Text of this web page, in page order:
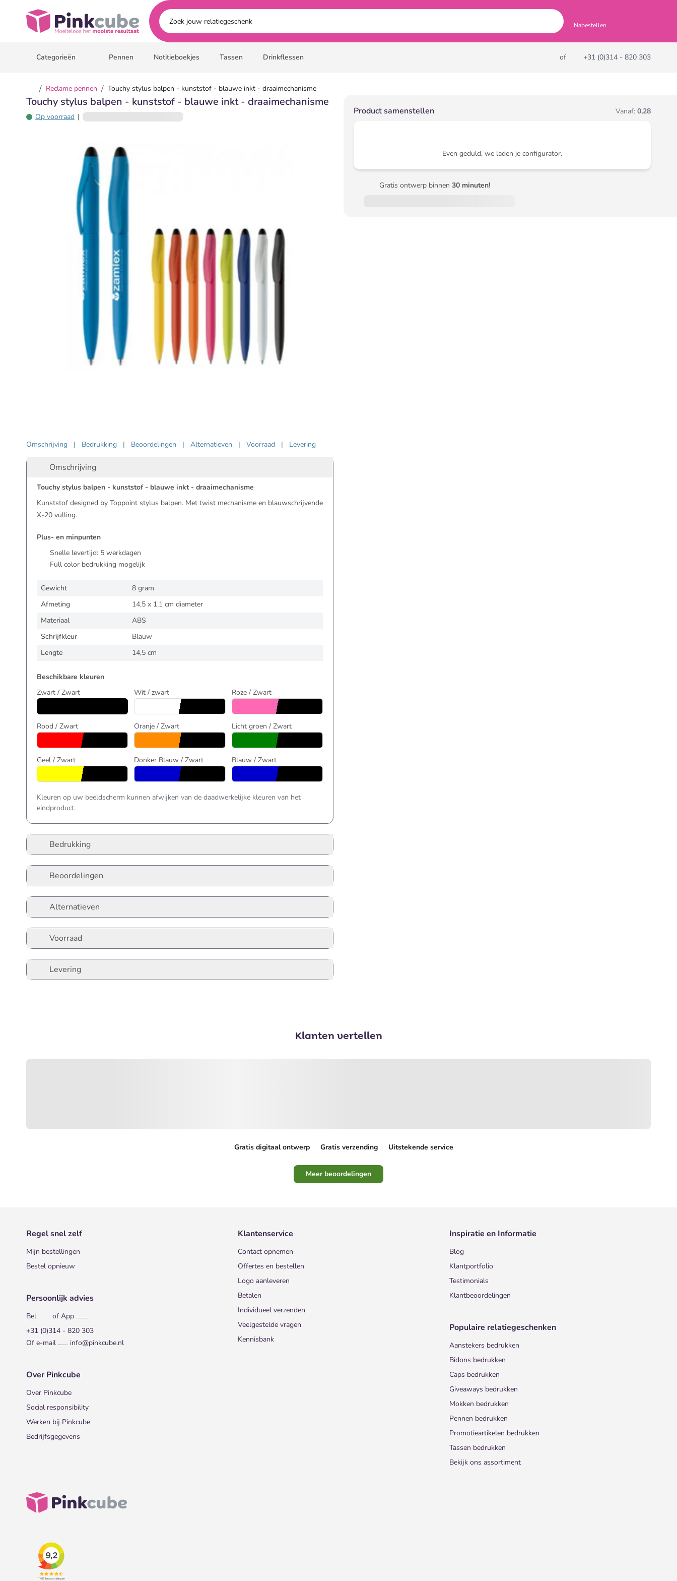
Pinkcube
Nabestellen
Categorieën Pennen Notitieboekjes Tassen Drinkflessen of +31 (0)314 - 820 303
/ Reclame pennen / Touchy stylus balpen - kunststof - blauwe inkt - draaimechanisme
Touchy stylus balpen - kunststof - blauwe inkt - draaimechanisme
Op voorraad |
Product samenstellen Vanaf: 0,28
Even geduld, we laden je configurator.
Gratis ontwerp binnen 30 minuten!
Omschrijving | Bedrukking | Beoordelingen | Alternatieven | Voorraad | Levering
Omschrijving
Touchy stylus balpen - kunststof - blauwe inkt - draaimechanisme
Kunststof designed by Toppoint stylus balpen. Met twist mechanisme en blauwschrijvende
X-20 vulling.
Plus- en minpunten
Snelle levertijd: 5werkdagen
Full color bedrukking mogelijk
Gewicht
8 gram
Afmeting
14,5 x 1,1 cm diameter
Materiaal
ABS
Schrijfkleur
Blauw
Lengte
14,5 cm
Beschikbare kleuren
Zwart / Zwart
Wit / zwart Roze / Zwart
Rood / Zwart Oranje / Zwart Licht groen / Zwart
Geel / Zwart Donker Blauw / Zwart Blauw / Zwart
Kleuren op uw beeldscherm kunnen afwijken van de daadwerkelijke kleuren van het
eindproduct.
Bedrukking
Beoordelingen
Alternatieven
Voorraad
Levering
Klanten vertellen
Gratis digitaal ontwerp Gratis verzending Uitstekende service
Meer beoordelingen
Regel snel zelf
Mijn bestellingen
Bestel opnieuw
Persoonlijk advies
Bel
of App
+31 (0)314 - 820 303
Of e-mail
info@pinkcube.nl
Over Pinkcube
Over Pinkcube
Social responsibility
Werken bij Pinkcube
Bedrijfsgegevens
Klantenservice
Contact opnemen
Offertes en bestellen
Logo aanleveren
Betalen
Individueel verzenden
Veelgestelde vragen
Kennisbank
Inspiratie en Informatie
Blog
Klantportfolio
Testimonials
Klantbeoordelingen
Populaire relatiegeschenken
Aanstekers bedrukken
Bidons bedrukken
Caps bedrukken
Giveaways bedrukken
Mokken bedrukken
Pennen bedrukken
Promotieartikelen bedrukken
Tassen bedrukken
Bekijk ons assortiment